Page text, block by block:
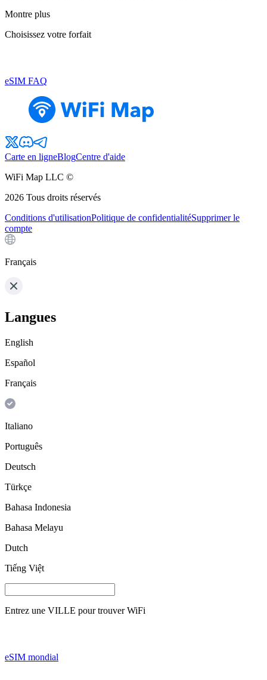
Montre plus
Choisissez votre forfait
eSIM FAQ
Carte en ligneBlogCentre d'aide
WiFi Map LLC ©
2026 Tous droits réservés
Conditions d'utilisationPolitique de confidentialitéSupprimer le
compte
Français
Langues
English
Español
Français
Italiano
Português
Deutsch
Türkçe
Bahasa Indonesia
Bahasa Melayu
Dutch
Tiếng Việt
Entrez une VILLE pour trouver WiFi
eSIM mondial